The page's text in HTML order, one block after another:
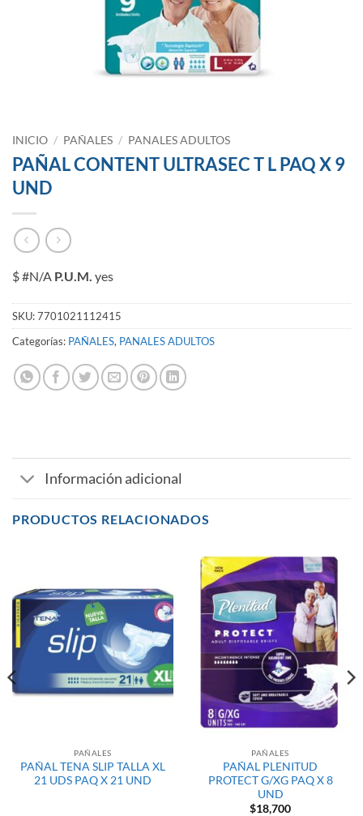
INICIO / PAÑALES / PANALES ADULTOS
PAÑAL CONTENT ULTRASEC T L PAQ X 9
UND
$ #N/A P.U.M. yes
SKU:7701021112415
Categorías: PAÑALES, PANALES ADULTOS
Información adicional
PRODUCTOS RELACIONADOS
PAÑALES
PAÑAL TENA SLIP TALLA XL
21 UDS PAQ X 21 UND
PAÑALES
PAÑAL PLENITUD
PROTECT G/XG PAQ X 8
UND
$18,700